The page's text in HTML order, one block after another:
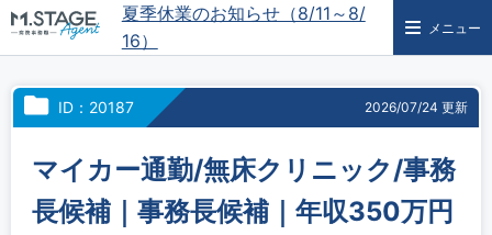
夏季休業のお知らせ（8/11～8/
16）
メニュー
ID：20187 2026/07/24 更新
マイカー通勤/無床クリニック/事務
長候補｜事務長候補｜年収350万円